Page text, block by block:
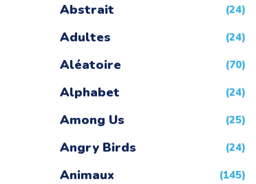
Abstrait (24)
Adultes (24)
Aléatoire (70)
Alphabet (24)
Among Us (25)
Angry Birds (24)
Animaux (145)